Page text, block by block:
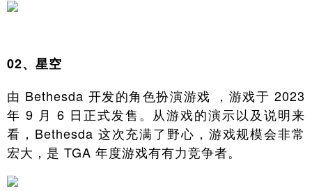
02、星空
由 Bethesda 开发的角色扮演游戏 ，游戏于 2023
年 9 月 6 日正式发售。从游戏的演示以及说明来
看，Bethesda 这次充满了野心，游戏规模会非常
宏大，是 TGA 年度游戏有有力竞争者。